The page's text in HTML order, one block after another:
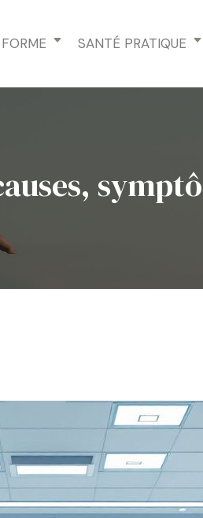
FORME SANTÉ PRATIQUE